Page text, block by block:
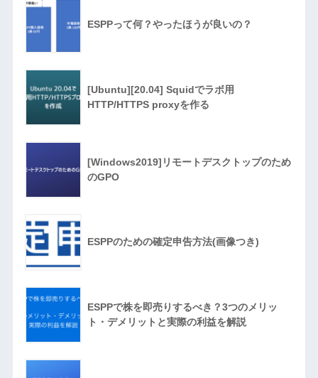
ESPPって何？やったほうが良いの？
[Ubuntu][20.04] Squidでラボ用
HTTP/HTTPS proxyを作る
[Windows2019]リモートデスクトップのため
のGPO
ESPPのための確定申告方法(画像つき)
ESPPで株を即売りするべき？3つのメリッ
ト・デメリットと実際の利益を解説